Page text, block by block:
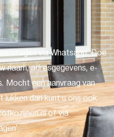
via Whatsapp. Doe
naam, adresgegevens, e-
Mocht een aanvraag van
dan kunt u ons ook
of via